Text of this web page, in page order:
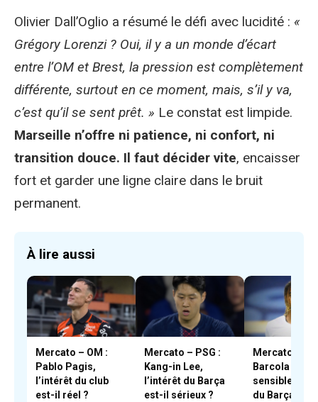
Olivier Dall’Oglio a résumé le défi avec lucidité : «
Grégory Lorenzi ? Oui, il y a un monde d’écart
entre l’OM et Brest, la pression est complètement
différente, surtout en ce moment, mais, s’il y va,
c’est qu’il se sent prêt. » Le constat est limpide.
Marseille n’offre ni patience, ni confort, ni
transition douce. Il faut décider vite, encaisser
fort et garder une ligne claire dans le bruit
permanent.
À lire aussi
Mercato – OM :
Pablo Pagis,
l’intérêt du club
est-il réel ?
Mercato – PSG :
Kang-in Lee,
l’intérêt du Barça
est-il sérieux ?
Mercato –
Barcola est-il
sensible à
du Barça ? Le